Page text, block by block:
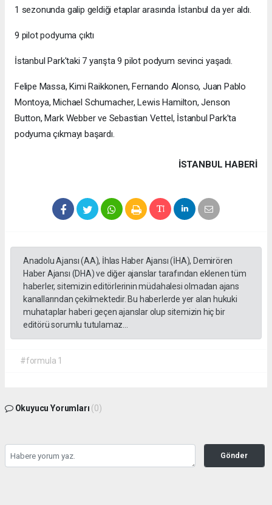
1 sezonunda galip geldiği etaplar arasında İstanbul da yer aldı.
9 pilot podyuma çıktı
İstanbul Park'taki 7 yarışta 9 pilot podyum sevinci yaşadı.
Felipe Massa, Kimi Raikkonen, Fernando Alonso, Juan Pablo
Montoya, Michael Schumacher, Lewis Hamilton, Jenson
Button, Mark Webber ve Sebastian Vettel, İstanbul Park'ta
podyuma çıkmayı başardı.
İSTANBUL HABERİ
Anadolu Ajansı (AA), İhlas Haber Ajansı (İHA), Demirören
Haber Ajansı (DHA) ve diğer ajanslar tarafından eklenen tüm
haberler, sitemizin editörlerinin müdahalesi olmadan ajans
kanallarından çekilmektedir. Bu haberlerde yer alan hukuki
muhataplar haberi geçen ajanslar olup sitemizin hiç bir
editörü sorumlu tutulamaz...
#formula 1
Okuyucu Yorumları (0)
Gönder